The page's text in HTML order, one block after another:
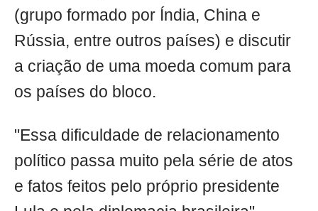
(grupo formado por Índia, China e
Rússia, entre outros países) e discutir
a criação de uma moeda comum para
os países do bloco.
"Essa dificuldade de relacionamento
político passa muito pela série de atos
e fatos feitos pelo próprio presidente